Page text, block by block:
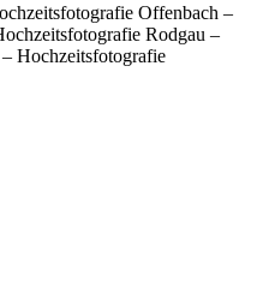
Offenbach –
Rodgau –
Hochzeitsfotografie